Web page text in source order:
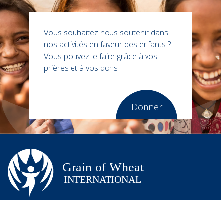
Vous souhaitez nous soutenir dans
nos activités en faveur des enfants ?
Vous pouvez le faire grâce à vos
prières et à vos dons
Donner